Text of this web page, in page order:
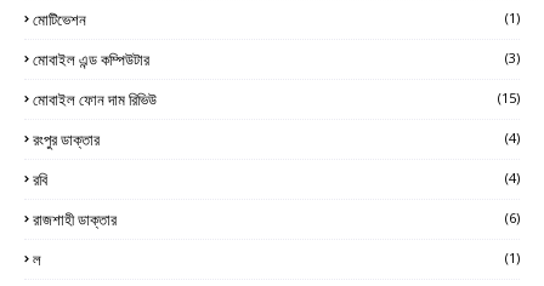
মোটিভেশন (1)
মোবাইল এন্ড কম্পিউটার (3)
মোবাইল ফোন দাম রিভিউ (15)
রংপুর ডাক্তার (4)
রবি (4)
রাজশাহী ডাক্তার (6)
ল (1)